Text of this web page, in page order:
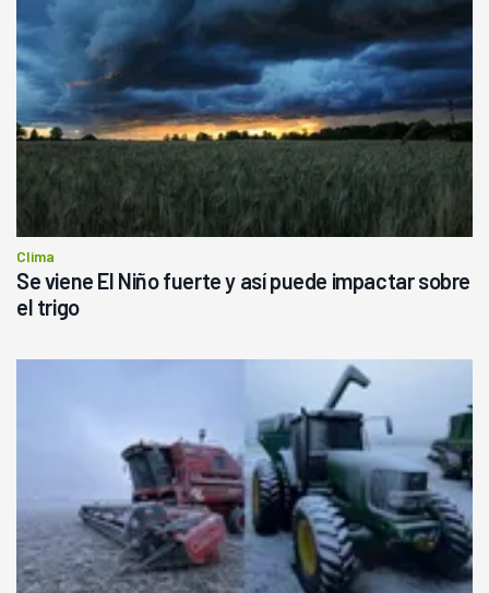
Clima
Se viene El Niño fuerte y así puede impactar sobre
el trigo